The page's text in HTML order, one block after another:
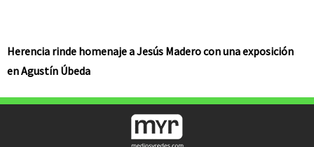
Herencia rinde homenaje a Jesús Madero con una exposición
en Agustín Úbeda